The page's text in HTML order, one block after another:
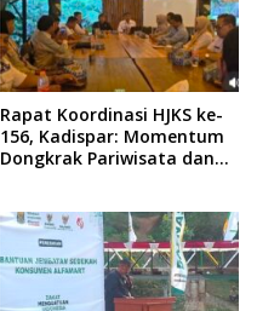
Rapat Koordinasi HJKS ke-
156, Kadispar: Momentum
Dongkrak Pariwisata dan